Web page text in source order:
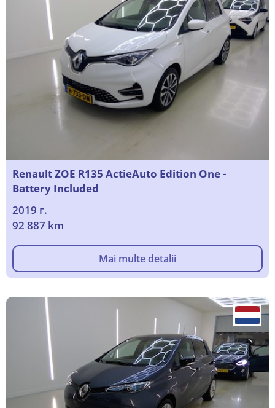
Renault ZOE R135 ActieAuto Edition One -
Battery Included
2019 г.
92 887 km
Mai multe detalii